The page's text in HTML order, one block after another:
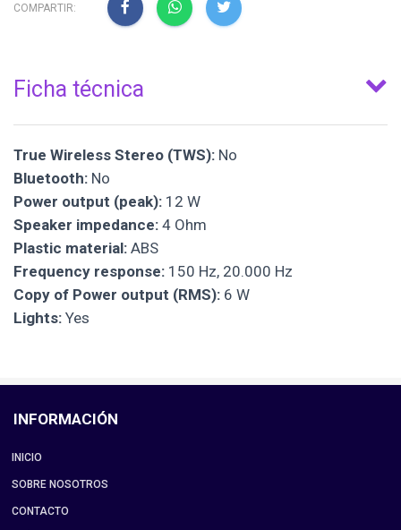
COMPARTIR:
Ficha técnica
True Wireless Stereo (TWS): No
Bluetooth: No
Power output (peak): 12 W
Speaker impedance: 4 Ohm
Plastic material: ABS
Frequency response: 150 Hz, 20.000 Hz
Copy of Power output (RMS): 6 W
Lights: Yes
INFORMACIÓN
INICIO
SOBRE NOSOTROS
CONTACTO